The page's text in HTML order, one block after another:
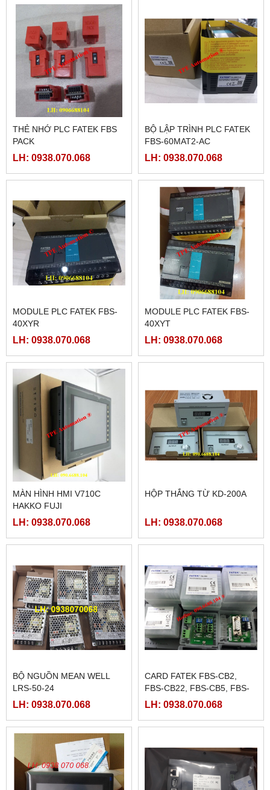
THẺ NHỚ PLC FATEK FBS
PACK
LH: 0938.070.068
BỘ LẬP TRÌNH PLC FATEK
FBS-60MAT2-AC
LH: 0938.070.068
MODULE PLC FATEK FBS-
40XYR
LH: 0938.070.068
MODULE PLC FATEK FBS-
40XYT
LH: 0938.070.068
MÀN HÌNH HMI V710C
HAKKO FUJI
LH: 0938.070.068
HỘP THẮNG TỪ KD-200A
LH: 0938.070.068
BỘ NGUỒN MEAN WELL
LRS-50-24
LH: 0938.070.068
CARD FATEK FBS-CB2,
FBS-CB22, FBS-CB5, FBS-
CB25, FBS-CB55
LH: 0938.070.068